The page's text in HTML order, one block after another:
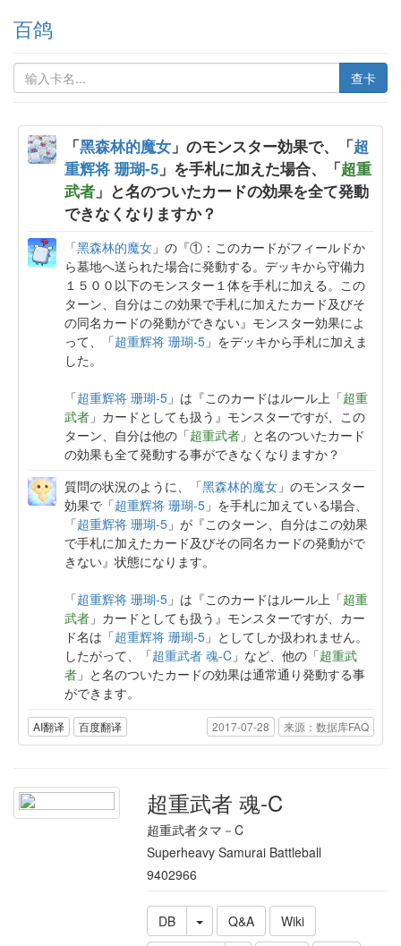
百鸽
查卡
「黑森林的魔女 」のモンスター効果で、「超
重辉将 珊瑚-5 」を手札に加えた場合、「超重
武者 」と名のついたカードの効果を全て発動
できなくなりますか？
「黑森林的魔女 」の『①：このカードがフィールドか
ら墓地へ送られた場合に発動する。デッキから守備力
１５００以下のモンスター１体を手札に加える。この
ターン、自分はこの効果で手札に加えたカード及びそ
の同名カードの発動ができない』モンスター効果によ
って、「超重辉将 珊瑚-5 」をデッキから手札に加えま
した。
「超重辉将 珊瑚-5 」は『このカードはルール上「超重
武者 」カードとしても扱う』モンスターですが、この
ターン、自分は他の「超重武者 」と名のついたカード
の効果も全て発動する事ができなくなりますか？
質問の状況のように、「黑森林的魔女 」のモンスター
効果で「超重辉将 珊瑚-5 」を手札に加えている場合、
「超重辉将 珊瑚-5 」が『このターン、自分はこの効果
で手札に加えたカード及びその同名カードの発動がで
きない』状態になります。
「超重辉将 珊瑚-5 」は『このカードはルール上「超重
武者 」カードとしても扱う』モンスターですが、カー
ド名は「超重辉将 珊瑚-5 」としてしか扱われません。
したがって、「超重武者 魂-C 」など、他の「超重武
者 」と名のついたカードの効果は通常通り発動する事
ができます。
AI翻译 百度翻译 2017-07-28 来源：数据库FAQ
超重武者 魂-C
超重武者タマ－C
Superheavy Samurai Battleball
9402966
DB Q&A
Wiki